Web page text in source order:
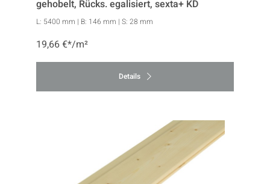
gehobelt, Rücks. egalisiert, sexta+ KD
L: 5400 mm | B: 146 mm | S: 28 mm
19,66 €*/m²
Details